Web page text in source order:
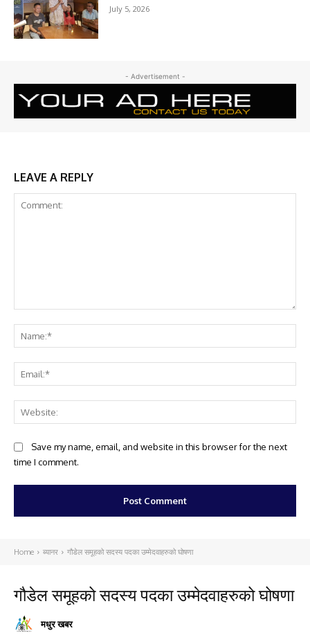
July 5, 2026
- Advertisement -
LEAVE A REPLY
Save my name, email, and website in this browser for the next
time I comment.